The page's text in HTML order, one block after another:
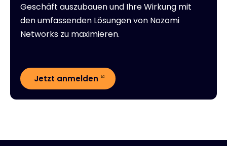
Geschäft auszubauen und Ihre Wirkung mit
den umfassenden Lösungen von Nozomi
Networks zu maximieren.
Jetzt anmelden